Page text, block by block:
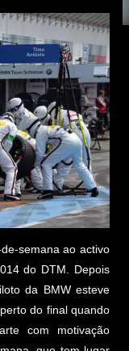
semana ao activo
do DTM. Depois
da BMW esteve
do final quando
com motivação